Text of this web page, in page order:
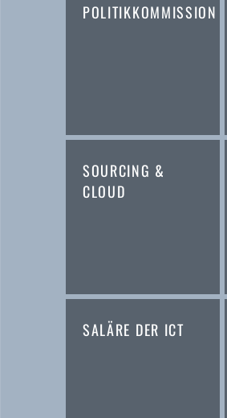
POLITIKKOMMISSION
SOURCING &
CLOUD
SALÄRE DER ICT